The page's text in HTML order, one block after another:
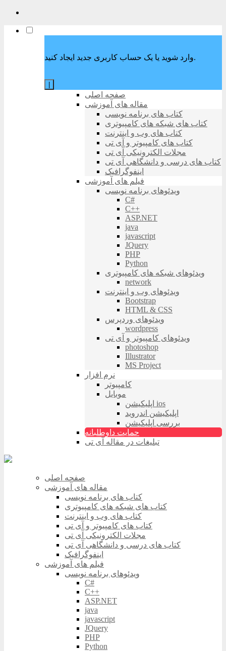
وارد شوید یا یک حساب کاربری جدید ایجاد کنید.
صفحه اصلی
مقاله های آموزشی
کتاب های برنامه نویسی
کتاب های شبکه های کامپیوتری
کتاب های وب و اینترنت
کتاب های کامپیوتر و آی تی
مجلات الکترونیکی آی تی
کتاب های درسی و دانشگاهی آی تی
اینفوگرافیک
فیلم های آموزشی
ویدئوهای برنامه نویسی
C#
C++
ASP.NET
java
javascript
JQuery
PHP
Python
ویدئوهای شبکه های کامپیوتری
network
ویدئوهای وب و اینترنت
Bootstrap
HTML & CSS
ویدئوهای وردپرس
wordpress
ویدئوهای کامپیوتر و آی تی
photoshop
Illustrator
MS Project
نرم افزار
کامپیوتر
موبایل
اپلیکیشن ios
اپلیکیشن اندروید
بررسی اپلیکیشن
حمایت داوطلبانه
تبلیغات در مقاله آی تی
صفحه اصلی
مقاله های آموزشی
کتاب های برنامه نویسی
کتاب های شبکه های کامپیوتری
کتاب های وب و اینترنت
کتاب های کامپیوتر و آی تی
مجلات الکترونیکی آی تی
کتاب های درسی و دانشگاهی آی تی
اینفوگرافیک
فیلم های آموزشی
ویدئوهای برنامه نویسی
C#
C++
ASP.NET
java
javascript
JQuery
PHP
Python